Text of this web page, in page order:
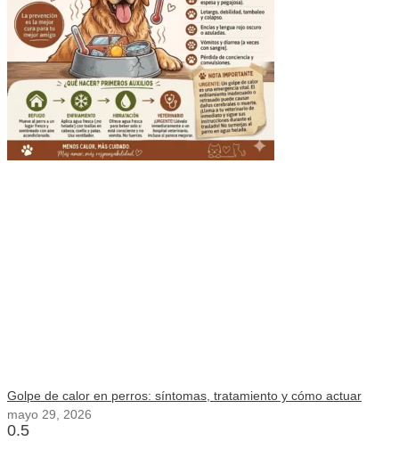
Golpe de calor en perros: síntomas, tratamiento y cómo actuar
mayo 29, 2026